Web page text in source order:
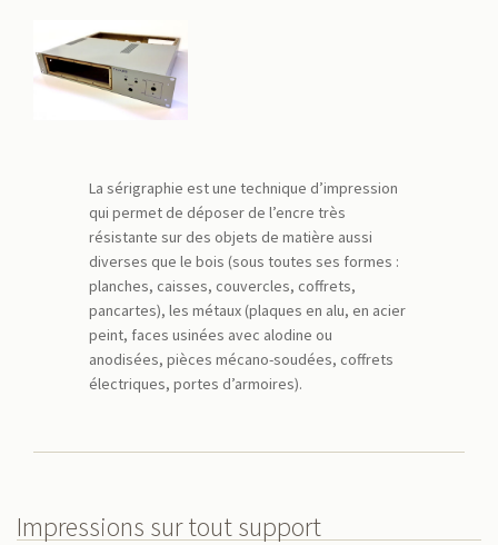
La sérigraphie est une technique d’impression
qui permet de déposer de l’encre très
résistante sur des objets de matière aussi
diverses que le bois (sous toutes ses formes :
planches, caisses, couvercles, coffrets,
pancartes), les métaux (plaques en alu, en acier
peint, faces usinées avec alodine ou
anodisées, pièces mécano-soudées, coffrets
électriques, portes d’armoires).
Impressions sur tout support